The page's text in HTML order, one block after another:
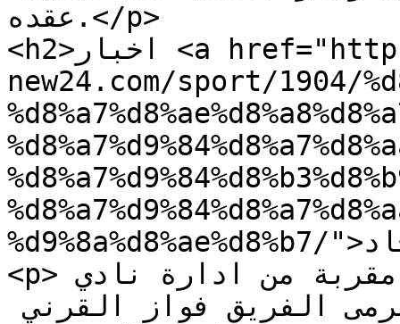
عقده.</p>
<h2>اخبار <a href="https://www.time-
new24.com/sport/1904/
%d9%8a%d8%ae%d8%b7/">نادي الاتحاد</a> اليوم :</h2>
<p>من جانبه ، نقلت مصادر مقربة من ادارة نادي
الاتحاد السعودي ، أن حارس مرمى الفريق فواز القرني